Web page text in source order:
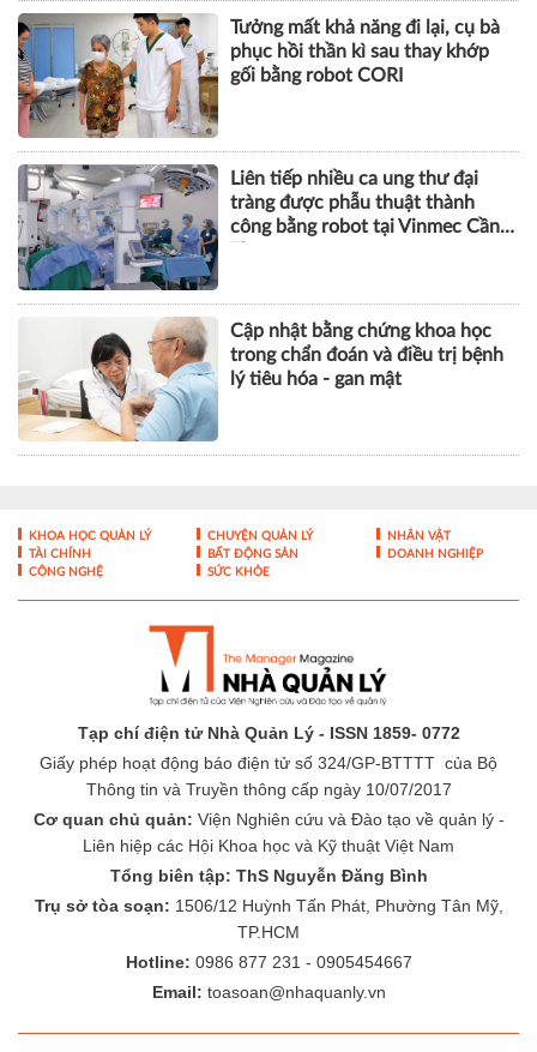
Tưởng mất khả năng đi lại, cụ bà
phục hồi thần kì sau thay khớp
gối bằng robot CORI
Liên tiếp nhiều ca ung thư đại
tràng được phẫu thuật thành
công bằng robot tại Vinmec Cần
Cập nhật bằng chứng khoa học
trong chẩn đoán và điều trị bệnh
lý tiêu hóa - gan mật
KHOA HỌC QUẢN LÝ CHUYỆN QUẢN LÝ
NHÂN VẬT
TÀI CHÍNH
BẤT ĐỘNG SẢN
DOANH NGHIỆP
CÔNG NGHỆ
SỨC KHỎE
Tạp chí điện tử Nhà Quản Lý - ISSN 1859- 0772
Giấy phép hoạt động báo điện tử số 324/GP-BTTTT của Bộ
Thông tin và Truyền thông cấp ngày 10/07/2017
Cơ quan chủ quản: Viện Nghiên cứu và Đào tạo về quản lý -
Liên hiệp các Hội Khoa học và Kỹ thuật Việt Nam
Tổng biên tập: ThS Nguyễn Đăng Bình
Trụ sở tòa soạn: 1506/12 Huỳnh Tấn Phát, Phường Tân Mỹ,
TP.HCM
Hotline: 0986 877 231 - 0905454667
Email: toasoan@nhaquanly.vn